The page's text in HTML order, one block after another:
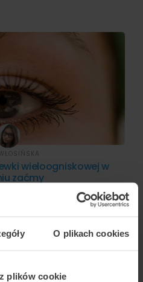
O plikach cookies
plików cookie
wieloogniskowej w
zaćmy